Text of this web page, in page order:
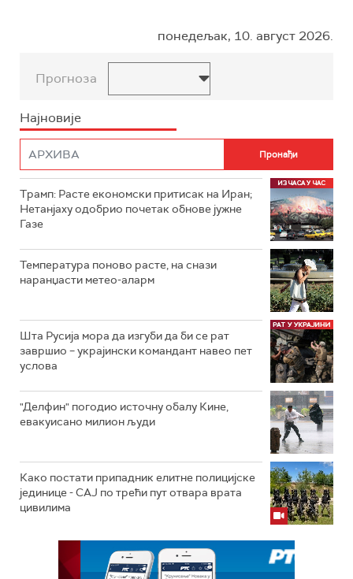
понедељак, 10. август 2026.
Прогноза
Најновије
Трамп: Расте економски притисак на Иран;
Нетанјаху одобрио почетак обнове јужне
Газе
Температура поново расте, на снази
наранџасти метео-аларм
Шта Русија мора да изгуби да би се рат
завршио – украјински командант навео пет
услова
"Делфин" погодио источну обалу Кине,
евакуисано милион људи
Како постати припадник елитне полицијске
јединице - СAJ по трећи пут отвара врата
цивилима